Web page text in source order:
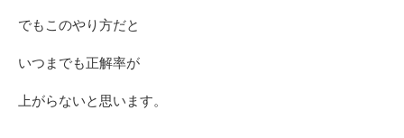
でもこのやり方だと
いつまでも正解率が
上がらないと思います。